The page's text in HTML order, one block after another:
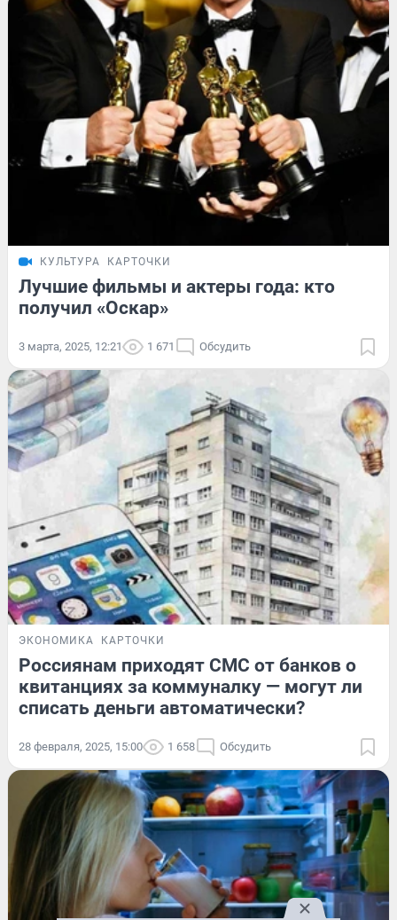
КУЛЬТУРА КАРТОЧКИ
Лучшие фильмы и актеры года: кто
получил «Оскар»
3 марта, 2025, 12:21 1 671 Обсудить
ЭКОНОМИКА КАРТОЧКИ
Россиянам приходят СМС от банков о
квитанциях за коммуналку — могут ли
списать деньги автоматически?
28 февраля, 2025, 15:00 1 658 Обсудить